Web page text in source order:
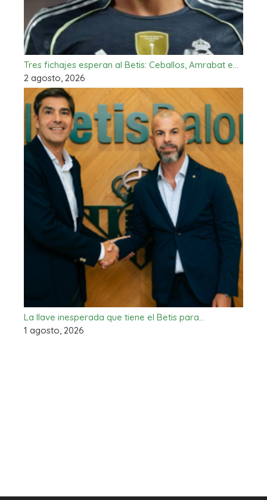
Tres fichajes esperan al Betis: Ceballos, Amrabat e…
2 agosto, 2026
La llave inesperada que tiene el Betis para…
1 agosto, 2026